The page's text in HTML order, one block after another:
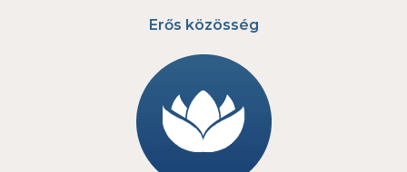
Erős közösség